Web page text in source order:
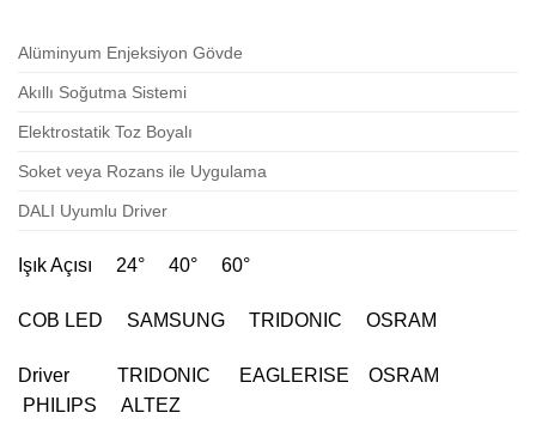
Alüminyum Enjeksiyon Gövde
Akıllı Soğutma Sistemi
Elektrostatik Toz Boyalı
Soket veya Rozans ile Uygulama
DALI Uyumlu Driver
Işık Açısı 24° 40° 60°
COB LED SAMSUNG TRIDONIC OSRAM
Driver TRIDONIC EAGLERISE OSRAM
PHILIPS ALTEZ